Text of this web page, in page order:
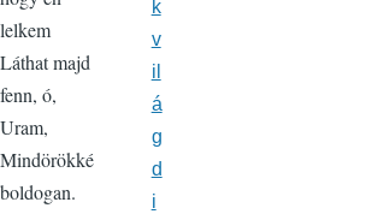
lelkem
Láthat majd
fenn, ó,
Uram,
Mindörökké
boldogan.
k
v
il
á
g
d
i